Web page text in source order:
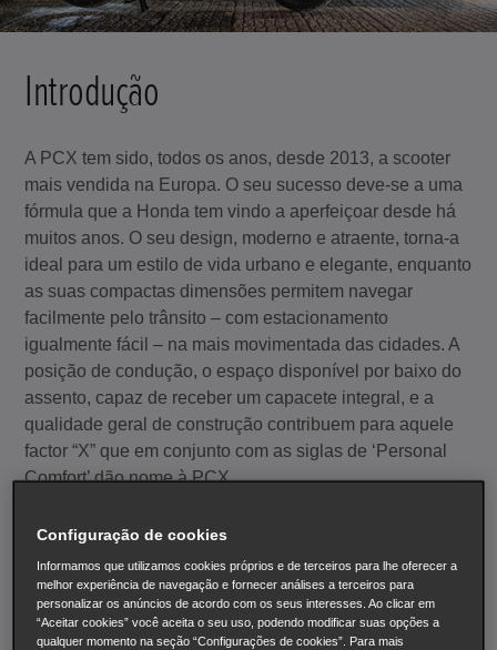
Introdução
A PCX tem sido, todos os anos, desde 2013, a scooter
mais vendida na Europa. O seu sucesso deve-se a uma
fórmula que a Honda tem vindo a aperfeiçoar desde há
muitos anos. O seu design, moderno e atraente, torna-a
ideal para um estilo de vida urbano e elegante, enquanto
as suas compactas dimensões permitem navegar
facilmente pelo trânsito – com estacionamento
igualmente fácil – na mais movimentada das cidades. A
posição de condução, o espaço disponível por baixo do
assento, capaz de receber um capacete integral, e a
qualidade geral de construção contribuem para aquele
factor “X” que em conjunto com as siglas de ‘Personal
Comfort’ dão nome à PCX.
Em 2010, a PCX foi a primeira moto a receber a
tecnologia ‘Idling Stop’ e dois anos mais tarde foi a
primeira scooter na Europa a usar o ultra-eficiente motor
Configuração de cookies
Informamos que utilizamos cookies próprios e de terceiros para lhe oferecer a
melhor experiência de navegação e fornecer análises a terceiros para
personalizar os anúncios de acordo com os seus interesses. Ao clicar em
“Aceitar cookies” você aceita o seu uso, podendo modificar suas opções a
qualquer momento na seção “Configurações de cookies”. Para mais